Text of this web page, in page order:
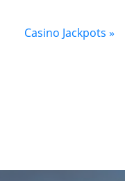
Casino Jackpots »